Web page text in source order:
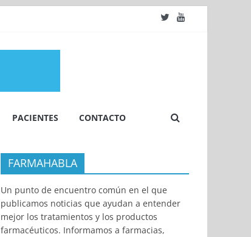
PACIENTES CONTACTO
FARMAHABLA
Un punto de encuentro común en el que
publicamos noticias que ayudan a entender
mejor los tratamientos y los productos
farmacéuticos. Informamos a farmacias,